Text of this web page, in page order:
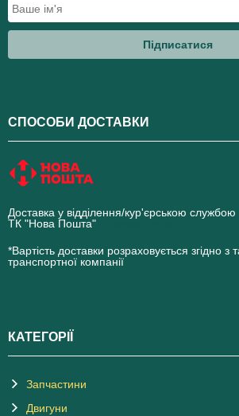
Підписатися
СПОСОБИ ДОСТАВКИ
Доставка у відділення/кур'єрською службою
ТК "Нова Пошта"
*Вартість доставки розраховується згідно
транспортної компанії
КАТЕГОРІЇ
Запчастини
Двигуни